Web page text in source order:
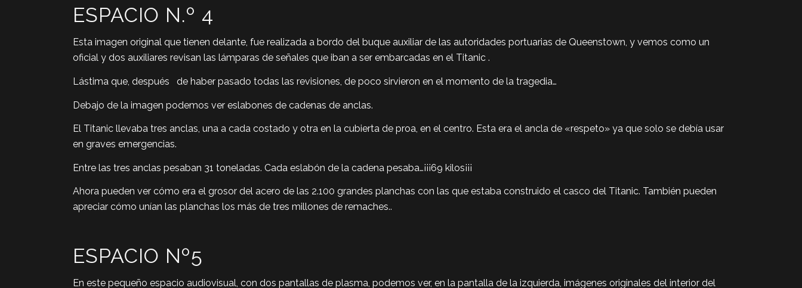
ESPACIO N.º 4
Esta imagen original que tienen delante, fue realizada a bordo del buque auxiliar de las autoridades portuarias de Queenstown, y vemos como un
oficial y dos auxiliares revisan las lámparas de señales que iban a ser embarcadas en el Titanic .
Lástima que, después de haber pasado todas las revisiones, de poco sirvieron en el momento de la tragedia…
Debajo de la imagen podemos ver eslabones de cadenas de anclas.
El Titanic llevaba tres anclas, una a cada costado y otra en la cubierta de proa, en el centro. Esta era el ancla de «respeto» ya que solo se debía usar
en graves emergencias.
Entre las tres anclas pesaban 31 toneladas. Cada eslabón de la cadena pesaba…¡¡¡69 kilos¡¡¡
Ahora pueden ver cómo era el grosor del acero de las 2.100 grandes planchas con las que estaba construido el casco del Titanic. También pueden
apreciar cómo unían las planchas los más de tres millones de remaches..
ESPACIO Nº5
En este pequeño espacio audiovisual, con dos pantallas de plasma, podemos ver, en la pantalla de la izquierda, imágenes originales del interior del